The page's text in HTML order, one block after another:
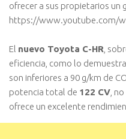
ofrecer a sus propietarios un
https://www.youtube.com/
El nuevo Toyota C-HR ,
eficiencia, como lo
son inferiores a 90 g/km de
potencia total de 122 CV ,
ofrece un excelente